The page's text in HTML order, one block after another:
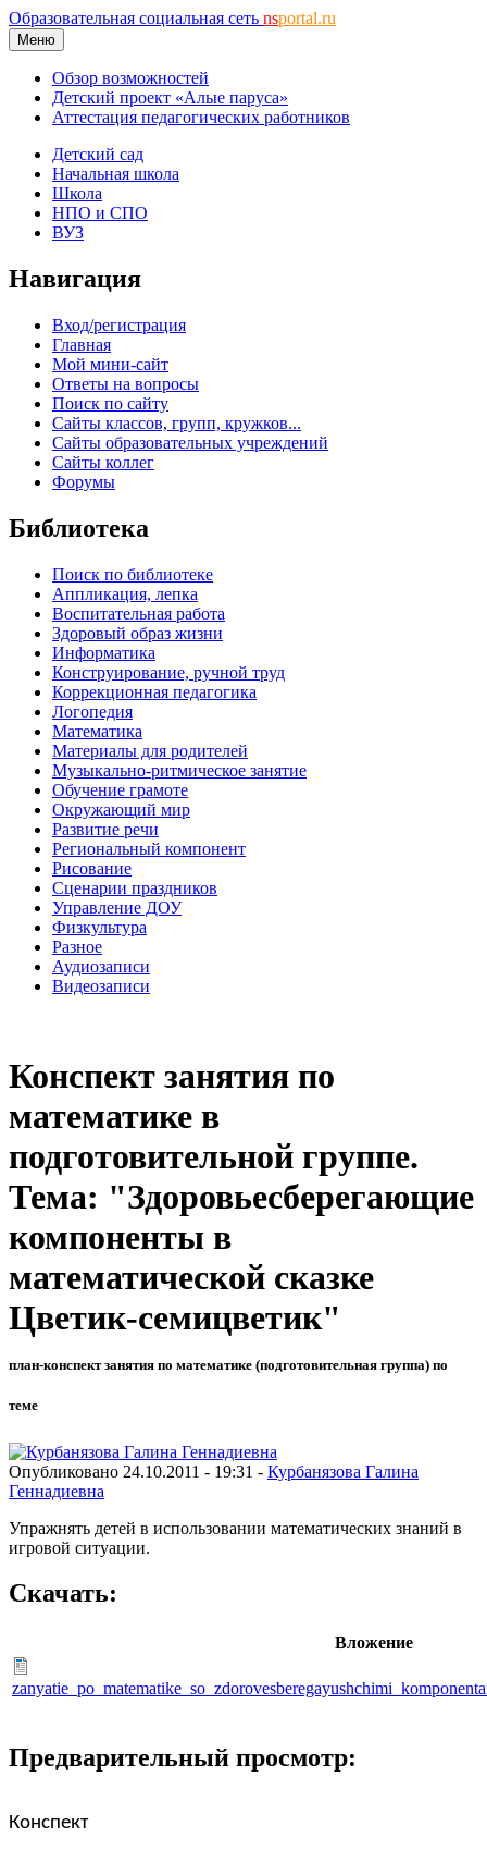
Образовательная социальная сеть nsportal.ru
Меню
Обзор возможностей
Детский проект «Алые паруса»
Аттестация педагогических работников
Детский сад
Начальная школа
Школа
НПО и СПО
ВУЗ
Навигация
Вход/регистрация
Главная
Мой мини-сайт
Ответы на вопросы
Поиск по сайту
Сайты классов, групп, кружков...
Сайты образовательных учреждений
Сайты коллег
Форумы
Библиотека
Поиск по библиотеке
Аппликация, лепка
Воспитательная работа
Здоровый образ жизни
Информатика
Конструирование, ручной труд
Коррекционная педагогика
Логопедия
Математика
Материалы для родителей
Музыкально-ритмическое занятие
Обучение грамоте
Окружающий мир
Развитие речи
Региональный компонент
Рисование
Сценарии праздников
Управление ДОУ
Физкультура
Разное
Аудиозаписи
Видеозаписи
Конспект занятия по
математике в
подготовительной группе.
Тема: "Здоровьесберегающие
компоненты в
математической сказке
Цветик-семицветик"
план-конспект занятия по математике (подготовительная группа) по
теме
Опубликовано 24.10.2011 - 19:31 - Курбанязова Галина
Геннадиевна
Упражнять детей в использовании математических знаний в
игровой ситуации.
Скачать:
Вложение
Предварительный просмотр:
Конспект